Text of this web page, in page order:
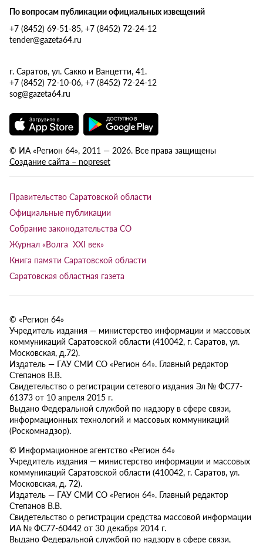
По вопросам публикации официальных извещений
+7 (8452) 69-51-85, +7 (8452) 72-24-12
tender@gazeta64.ru
г. Саратов, ул. Сакко и Ванцетти, 41.
+7 (8452) 72-10-06, +7 (8452) 72-24-12
sog@gazeta64.ru
© ИА «Регион 64», 2011 — 2026. Все права защищены
Создание сайта – nopreset
Правительство Саратовской области
Официальные публикации
Собрание законодательства СО
Журнал «Волга XXI век»
Книга памяти Саратовской области
Саратовская областная газета
© «Регион 64»
Учредитель издания — министерство информации и массовых
коммуникаций Саратовской области (410042, г. Саратов, ул.
Московская, д.72).
Издатель — ГАУ СМИ СО «Регион 64». Главный редактор
Степанов В.В.
Свидетельство о регистрации сетевого издания Эл № ФС77-
61373 от 10 апреля 2015 г.
Выдано Федеральной службой по надзору в сфере связи,
информационных технологий и массовых коммуникаций
(Роскомнадзор).
© Информационное агентство «Регион 64»
Учредитель издания — министерство информации и массовых
коммуникаций Саратовской области (410042, г. Саратов, ул.
Московская, д. 72).
Издатель — ГАУ СМИ СО «Регион 64». Главный редактор
Степанов В.В.
Свидетельство о регистрации средства массовой информации
ИА № ФС77-60442 от 30 декабря 2014 г.
Выдано Федеральной службой по надзору в сфере связи,